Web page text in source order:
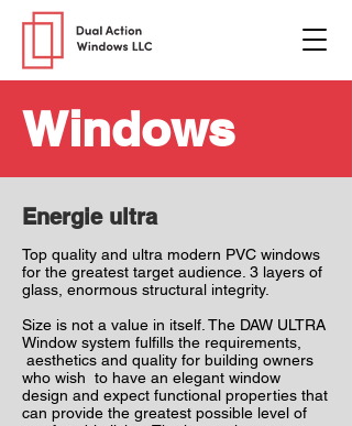
Windows
Energie ultra
Top quality and ultra modern PVC windows
for the greatest target audience. 3 layers of
glass, enormous structural integrity.
Size is not a value in itself. The DAW ULTRA
Window system fulfills the requirements,
aesthetics and quality for building owners
who wish to have an elegant window
design and expect functional properties that
can provide the greatest possible level of